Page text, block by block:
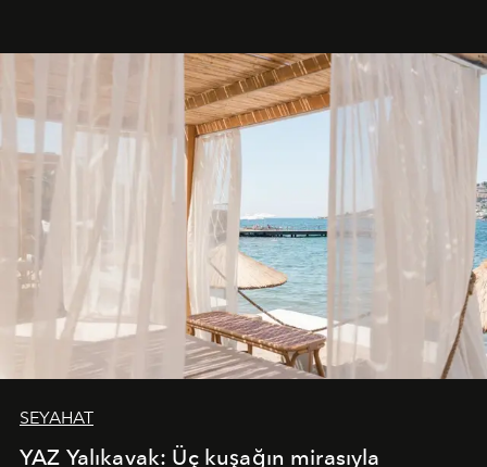
SEYAHAT
YAZ Yalıkavak: Üç kuşağın mirasıyla